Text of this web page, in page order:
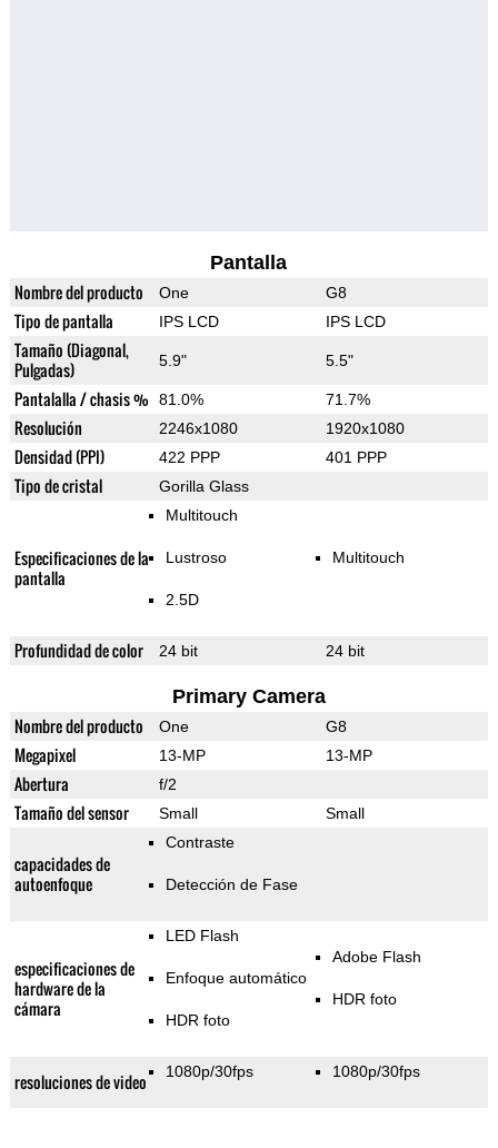
Pantalla
Nombre del producto One G8
Tipo de pantalla IPS LCD IPS LCD
Tamaño (Diagonal,
Pulgadas)
5.9" 5.5"
Pantalalla / chasis % 81.0% 71.7%
Resolución 2246x1080 1920x1080
Densidad (PPI) 422 PPP 401 PPP
Tipo de cristal Gorilla Glass
Especificaciones de la
pantalla
Multitouch
Lustroso
2.5D
Multitouch
Profundidad de color 24 bit 24 bit
Primary Camera
Nombre del producto One G8
Megapixel 13-MP 13-MP
Abertura f/2
Tamaño del sensor Small Small
capacidades de
autoenfoque
Contraste
Detección de Fase
especificaciones de
hardware de la
cámara
LED Flash
Enfoque automático
HDR foto
Adobe Flash
HDR foto
resoluciones de video 1080p/30fps 1080p/30fps